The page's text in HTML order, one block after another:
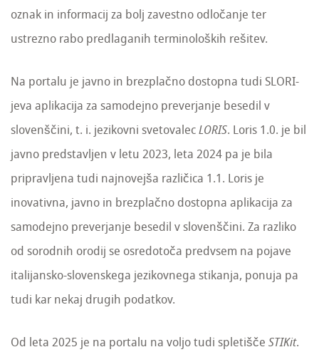
oznak in informacij za bolj zavestno odločanje ter
ustrezno rabo predlaganih terminoloških rešitev.
Na portalu je javno in brezplačno dostopna tudi SLORI-
jeva aplikacija za samodejno preverjanje besedil v
slovenščini, t. i. jezikovni svetovalecLORIS. Loris 1.0. je bil
javno predstavljen v letu 2023, leta 2024 pa je bila
pripravljena tudi najnovejša različica 1.1. Loris je
inovativna, javno in brezplačno dostopna aplikacija za
samodejno preverjanje besedil v slovenščini. Za razliko
od sorodnih orodij se osredotoča predvsem na pojave
italijansko-slovenskega jezikovnega stikanja, ponuja pa
tudi kar nekaj drugih podatkov.
Od leta 2025 je na portalu na voljo tudi spletišče STIKit.